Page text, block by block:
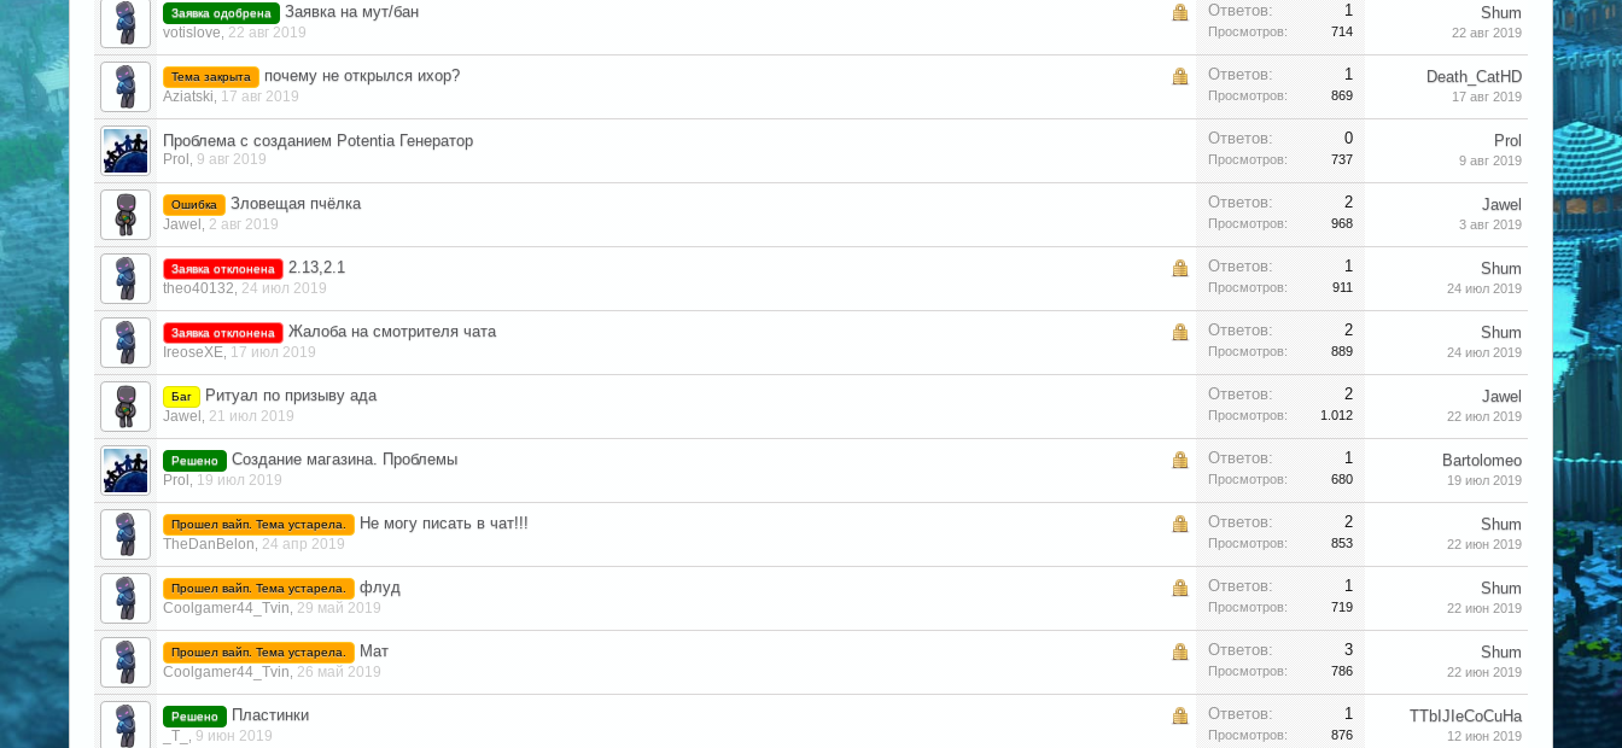
Заявка одобрена Заявка на мут/бан
votislove 22 авг 2019
Ответов: 1
Просмотров: 714
Shum
22 авг 2019
Тема закрыта почему не открылся ихор?
Aziatski 17 авг 2019
Ответов: 1
Просмотров: 869
Death_CatHD
17 авг 2019
Проблема с созданием Potentia Генератор
Prol 9 авг 2019
Ответов: 0
Просмотров: 737
Prol
9 авг 2019
Ошибка Зловещая пчёлка
Jawel 2 авг 2019
Ответов: 2
Просмотров: 968
Jawel
3 авг 2019
Заявка отклонена 2.13,2.1
theo40132 24 июл 2019
Ответов: 1
Просмотров: 911
Shum
24 июл 2019
Заявка отклонена Жалоба на смотрителя чата
IreoseXE 17 июл 2019
Ответов: 2
Просмотров: 889
Shum
24 июл 2019
Баг Ритуал по призыву ада
Jawel 21 июл 2019
Ответов: 2
Просмотров: 1.012
Jawel
22 июл 2019
Решено Создание магазина. Проблемы
Prol 19 июл 2019
Ответов: 1
Просмотров: 680
Bartolomeo
19 июл 2019
Прошел вайп. Тема устарела. Не могу писать в чат!!!
TheDanBelon 24 апр 2019
Ответов: 2
Просмотров: 853
Shum
22 июн 2019
Прошел вайп. Тема устарела. флуд
Coolgamer44_Tvin 29 май 2019
Ответов: 1
Просмотров: 719
Shum
22 июн 2019
Прошел вайп. Тема устарела. Мат
Coolgamer44_Tvin 26 май 2019
Ответов: 3
Просмотров: 786
Shum
22 июн 2019
Решено Пластинки
_T_ 9 июн 2019
Ответов: 1
Просмотров: 876
TTbIJIeCoCuHa
12 июн 2019